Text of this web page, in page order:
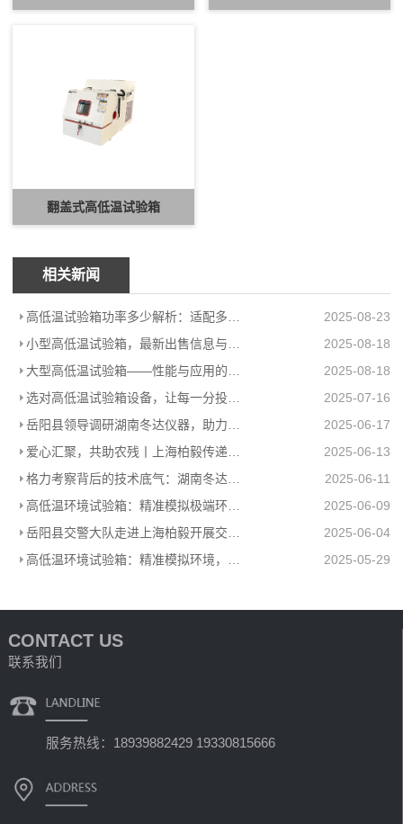
翻盖式高低温试验箱
相关新闻
高低温试验箱功率多少解析：适配多场景的高效能耗方案
2025-08-23
小型高低温试验箱，最新出售信息与上海柏毅公司产品介绍
2025-08-18
大型高低温试验箱——性能与应用的极致展现
2025-08-18
选对高低温试验箱设备，让每一分投入都值得
2025-07-16
岳阳县领导调研湖南冬达仪器，助力高低温环境试验箱工厂高质量发展
2025-06-17
爱心汇聚，共助农残丨上海柏毅传递温暖力量
2025-06-13
格力考察背后的技术底气：湖南冬达高低温环境试验箱赋能工业检测
2025-06-11
高低温环境试验箱：精准模拟极端环境，助力产品品质升级
2025-06-09
岳阳县交警大队走进上海柏毅开展交通安全宣传活动
2025-06-04
高低温环境试验箱：精准模拟环境，助力多行业科研生产
2025-05-29
CONTACT US
联系我们
服务热线：18939882429 19330815666